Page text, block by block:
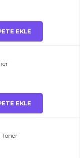
EKLE
EKLE
Toner